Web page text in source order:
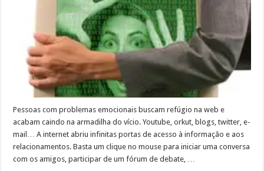
Pessoas com problemas emocionais buscam refúgio na web e
acabam caindo na armadilha do vício. Youtube, orkut, blogs, twitter, e-
mail… A internet abriu infinitas portas de acesso à informação e aos
relacionamentos. Basta um clique no mouse para iniciar uma conversa
com os amigos, participar de um fórum de debate, …